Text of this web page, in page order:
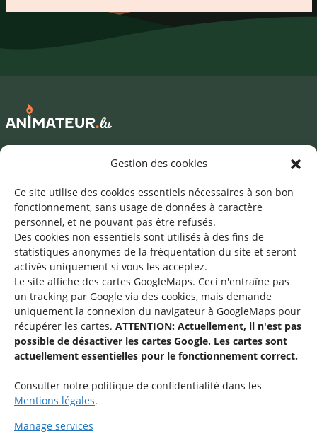
Gestion des cookies
Ce site utilise des cookies essentiels nécessaires à son bon
fonctionnement, sans usage de données à caractère
personnel, et ne pouvant pas être refusés.
Des cookies non essentiels sont utilisés à des fins de
statistiques anonymes de la fréquentation du site et seront
activés uniquement si vous les acceptez.
Le site affiche des cartes GoogleMaps. Ceci n'entraîne pas
un tracking par Google via des cookies, mais demande
uniquement la connexion du navigateur à GoogleMaps pour
récupérer les cartes. ATTENTION: Actuellement, il n'est pas
possible de désactiver les cartes Google. Les cartes sont
actuellement essentielles pour le fonctionnement correct.
Consulter notre politique de confidentialité dans les
Mentions légales.
Manage services
Mentions légales
Une offre du
Service national de la jeunesse
48-50 rue Charles Martel